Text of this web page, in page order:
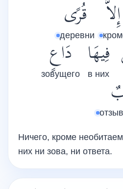
إِلاَّ قُرًى
деревни
فِيهَا
в них
دَاعٍ
зовущего
Ничего, кроме
них ни зова, ни ответа.